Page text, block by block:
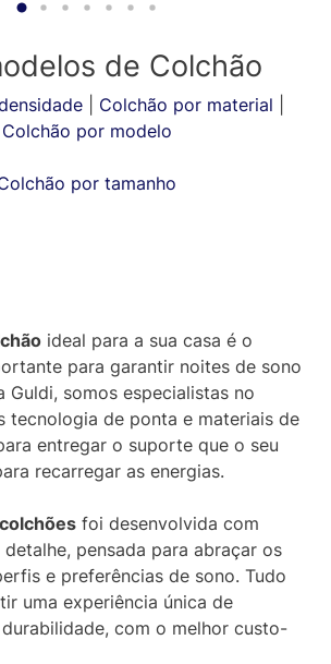
de Colchão
| Colchão por material
Colchão por modelo
por tamanho
ideal para a sua casa é o
para garantir noites de sono
Guldi, somos especialistas no
tecnologia de ponta e materiais de
entregar o suporte que o seu
recarregar as energias.
colchõesfoi desenvolvida com
pensada para abraçar os
e preferências de sono. Tudo
uma experiência única de
com o melhor custo-